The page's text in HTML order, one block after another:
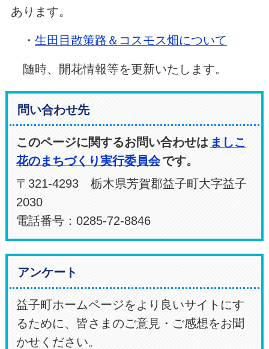
あります。
・ 生田目散策路＆コスモス畑について
随時、開花情報等を更新いたします。
問い合わせ先
このページに関するお問い合わせは ましこ
花のまちづくり実行委員会です。
〒321-4293 栃木県芳賀郡益子町大字益子
2030
電話番号：0285-72-8846
アンケート
益子町ホームページをより良いサイトにす
るために、皆さまのご意見・ご感想をお聞
かせください。